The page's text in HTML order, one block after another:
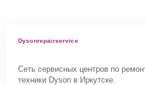
Dysonrepairservice
Сеть сервисных центров по
техники Dyson в Иркутске.